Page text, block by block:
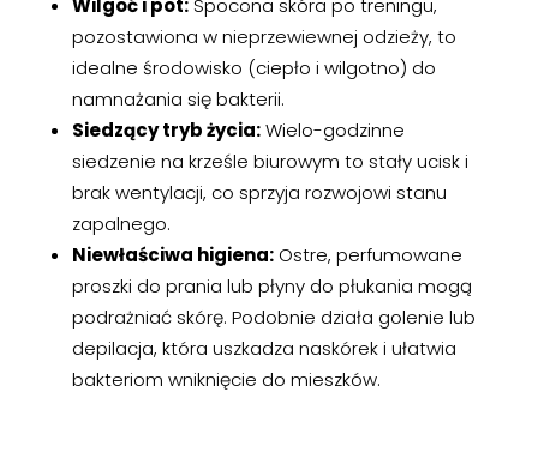
Wilgoć i pot:Spocona skóra po treningu,
pozostawiona w nieprzewiewnej odzieży, to
idealne środowisko (ciepło i wilgotno) do
namnażania się bakterii.
Siedzący tryb życia:Wielo-godzinne
siedzenie na krześle biurowym to stały ucisk i
brak wentylacji, co sprzyja rozwojowi stanu
zapalnego.
Niewłaściwa higiena:Ostre, perfumowane
proszki do prania lub płyny do płukania mogą
podrażniać skórę. Podobnie działa golenie lub
depilacja, która uszkadza naskórek i ułatwia
bakteriom wniknięcie do mieszków.